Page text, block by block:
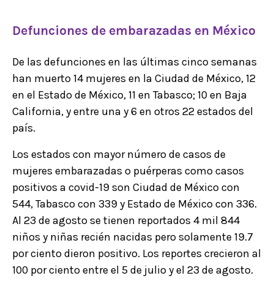
Defunciones de embarazadas en México
De las defunciones en las últimas cinco semanas
han muerto 14 mujeres en la Ciudad de México, 12
en el Estado de México, 11 en Tabasco; 10 en Baja
California, y entre una y 6 en otros 22 estados del
país.
Los estados con mayor número de casos de
mujeres embarazadas o puérperas como casos
positivos a covid-19 son Ciudad de México con
544, Tabasco con 339 y Estado de México con 336.
Al 23 de agosto se tienen reportados 4 mil 844
niños y niñas recién nacidas pero solamente 19.7
por ciento dieron positivo. Los reportes crecieron al
100 por ciento entre el 5 de julio y el 23 de agosto.